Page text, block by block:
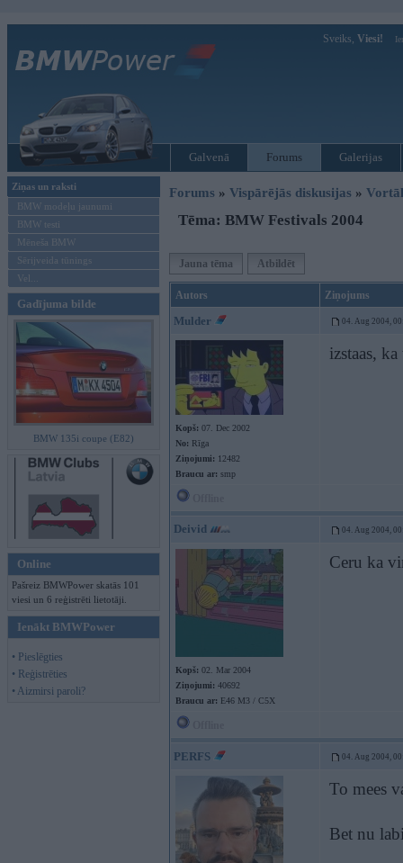
Sveiks, Viesi!
Galvenā Forums Galerijas
Ziņas un raksti
BMW modeļu jaunumi
BMW testi
Mēneša BMW
Sērijveida tūnings
Vel...
Gadījuma bilde
BMW 135i coupe (E82)
Online
Pašreiz BMWPower skatās 101
viesi un 6 reģistrēti lietotāji.
Ienākt BMWPower
• Pieslēgties
• Reģistrēties
• Aizmirsi paroli?
Forums » Vispārējās diskusijas »
Tēma: BMW Festivals 2004
Jauna tēma Atbildēt
Autors Ziņojums
Mulder 04. Aug 2004,
Kopš: 07. Dec 2002
No: Rīga
Ziņojumi: 12482
Braucu ar: smp
izstaas,
Deivid 04. Aug 2004,
Kopš: 02. Mar 2004
Ziņojumi: 40692
Braucu ar: E46 M3 / C5X
Ceru ka
PERFS 04. Aug 2004,
To mees
Bet nu